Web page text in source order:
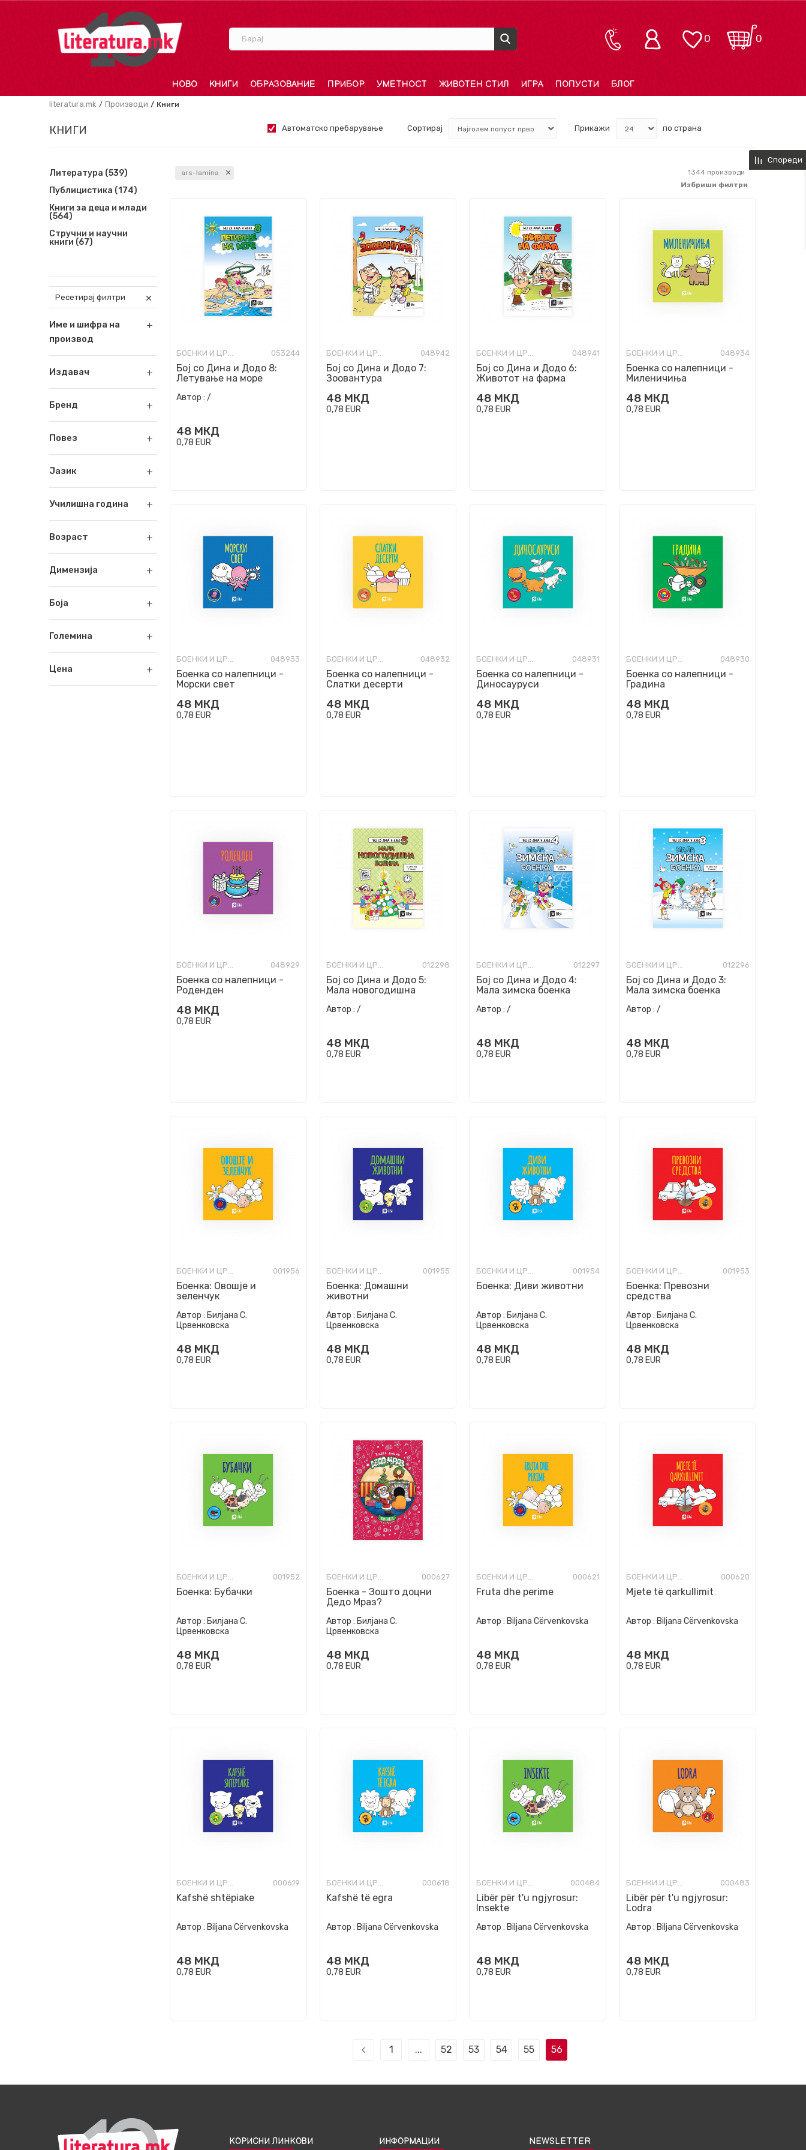
Барај 0
0
НОВО КНИГИ ОБРАЗОВАНИЕ ПРИБОР УМЕТНОСТ ЖИВОТЕН СТИЛ ИГРА ПОПУСТИ БЛОГ
literatura.mk Производи Книги
КНИГИ Автоматско пребарување Сортирај Прикажи по страна
Литература (539)
Публицистика (174)
Книги за деца и млади
(564)
Стручни и научни
книги (67)
Ресетирај филтри
Име и шифра на
производ
Издавач
Бренд
Повез
Јазик
Училишна година
Возраст
Димензија
Боја
Големина
Цена
ars-lamina 1344производи
Избриши филтри
БОЕНКИ И ЦРТАНКИ 053244
Бој со Дина и Додо 8:
Летување на море
Автор : /
48 МКД
0,78 EUR
БОЕНКИ И ЦРТАНКИ 048942
Бој со Дина и Додо 7:
Зоовантура
48 МКД
0,78 EUR
БОЕНКИ И ЦРТАНКИ 048941
Бој со Дина и Додо 6:
Животот на фарма
48 МКД
0,78 EUR
БОЕНКИ И ЦРТАНКИ 048934
Боенка со налепници -
Миленичиња
48 МКД
0,78 EUR
БОЕНКИ И ЦРТАНКИ 048933
Боенка со налепници -
Морски свет
48 МКД
0,78 EUR
БОЕНКИ И ЦРТАНКИ 048932
Боенка со налепници -
Слатки десерти
48 МКД
0,78 EUR
БОЕНКИ И ЦРТАНКИ 048931
Боенка со налепници -
Диносауруси
48 МКД
0,78 EUR
БОЕНКИ И ЦРТАНКИ 048930
Боенка со налепници -
Градина
48 МКД
0,78 EUR
БОЕНКИ И ЦРТАНКИ 048929
Боенка со налепници -
Роденден
48 МКД
0,78 EUR
БОЕНКИ И ЦРТАНКИ 012298
Бој со Дина и Додо 5:
Мала новогодишна
Автор : /
48 МКД
0,78 EUR
БОЕНКИ И ЦРТАНКИ 012297
Бој со Дина и Додо 4:
Мала зимска боенка
Автор : /
48 МКД
0,78 EUR
БОЕНКИ И ЦРТАНКИ 012296
Бој со Дина и Додо 3:
Мала зимска боенка
Автор : /
48 МКД
0,78 EUR
БОЕНКИ И ЦРТАНКИ 001956
Боенка: Овошје и
зеленчук
Автор : Билјана С.
Црвенковска
48 МКД
0,78 EUR
БОЕНКИ И ЦРТАНКИ 001955
Боенка: Домашни
животни
Автор : Билјана С.
Црвенковска
48 МКД
0,78 EUR
БОЕНКИ И ЦРТАНКИ 001954
Боенка: Диви животни
Автор : Билјана С.
Црвенковска
48 МКД
0,78 EUR
БОЕНКИ И ЦРТАНКИ 001953
Боенка: Превозни
средства
Автор : Билјана С.
Црвенковска
48 МКД
0,78 EUR
БОЕНКИ И ЦРТАНКИ 001952
Боенка: Бубачки
Автор : Билјана С.
Црвенковска
48 МКД
0,78 EUR
БОЕНКИ И ЦРТАНКИ 000627
Боенка - Зошто доцни
Дедо Мраз?
Автор : Билјана С.
Црвенковска
48 МКД
0,78 EUR
БОЕНКИ И ЦРТАНКИ 000621
Fruta dhe perime
Автор : Biljana Cërvenkovska
48 МКД
0,78 EUR
БОЕНКИ И ЦРТАНКИ 000620
Mjete të qarkullimit
Автор : Biljana Cërvenkovska
48 МКД
0,78 EUR
БОЕНКИ И ЦРТАНКИ 000619
Kafshë shtëpiake
Автор : Biljana Cërvenkovska
48 МКД
0,78 EUR
БОЕНКИ И ЦРТАНКИ 000618
Kafshë të egra
Автор : Biljana Cërvenkovska
48 МКД
0,78 EUR
БОЕНКИ И ЦРТАНКИ 000484
Libër për t'u ngjyrosur:
Insekte
Автор : Biljana Cërvenkovska
48 МКД
0,78 EUR
БОЕНКИ И ЦРТАНКИ 000483
Libër për t'u ngjyrosur:
Lodra
Автор : Biljana Cërvenkovska
48 МКД
0,78 EUR
1 ... 52 53 54 55 56
Спореди
КОРИСНИ ЛИНКОВИ ИНФОРМАЦИИ NEWSLETTER